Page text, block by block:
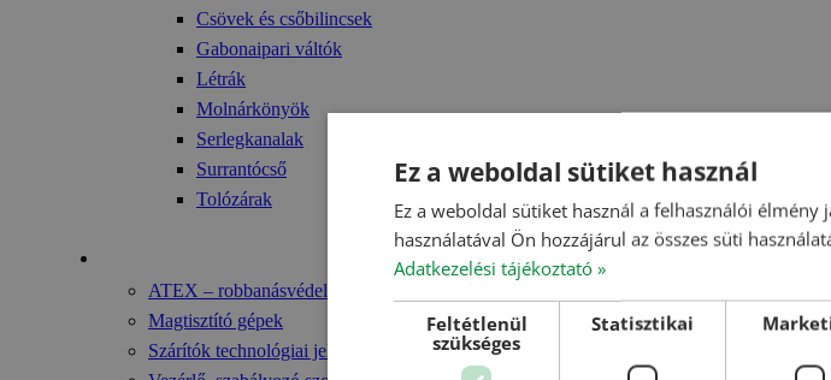
Csövek és csőbilincsek
Gabonaipari váltók
Létrák
Molnárkönyök
Serlegkanalak
Surrantócső
Tolózárak
ATEX – robbanásvédelem
Magtisztító gépek
Szárítók technológiai jellemzői
Ez a weboldal sütiket használ
Ez a weboldal sütiket használ a felhasználói
használatával Ön hozzájárul az összes süti
Adatkezelési tájékoztató »
Feltétlenül
szükséges
Statisztikai